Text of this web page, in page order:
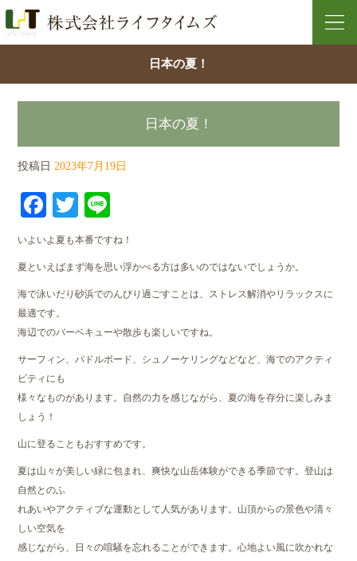
日本の夏！
日本の夏！
投稿日 2023年7月19日
Facebook
Twitter
いよいよ夏も本番ですね！
夏といえばまず海を思い浮かべる方は多いのではないでしょうか。
海で泳いだり砂浜でのんびり過ごすことは、ストレス解消やリラックスに
最適です。
海辺でのバーベキューや散歩も楽しいですね。
サーフィン、パドルボード、シュノーケリングなどなど、海でのアクティ
ビティにも
様々なものがあります。自然の力を感じながら、夏の海を存分に楽しみま
しょう！
山に登ることもおすすめです。
夏は山々が美しい緑に包まれ、爽快な山岳体験ができる季節です。登山は
自然とのふ
れあいやアクティブな運動として人気があります。山頂からの景色や清々
しい空気を
感じながら、日々の喧騒を忘れることができます。心地よい風に吹かれな